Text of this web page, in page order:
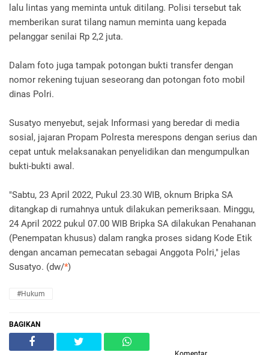
lalu lintas yang meminta untuk ditilang. Polisi tersebut tak
memberikan surat tilang namun meminta uang kepada
pelanggar senilai Rp 2,2 juta.
Dalam foto juga tampak potongan bukti transfer dengan
nomor rekening tujuan seseorang dan potongan foto mobil
dinas Polri.
Susatyo menyebut, sejak Informasi yang beredar di media
sosial, jajaran Propam Polresta merespons dengan serius dan
cepat untuk melaksanakan penyelidikan dan mengumpulkan
bukti-bukti awal.
"Sabtu, 23 April 2022, Pukul 23.30 WIB, oknum Bripka SA
ditangkap di rumahnya untuk dilakukan pemeriksaan. Minggu,
24 April 2022 pukul 07.00 WIB Bripka SA dilakukan Penahanan
(Penempatan khusus) dalam rangka proses sidang Kode Etik
dengan ancaman pemecatan sebagai Anggota Polri," jelas
Susatyo. (dw/*)
#Hukum
BAGIKAN